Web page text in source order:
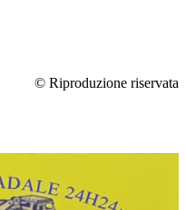
© Riproduzione riservata